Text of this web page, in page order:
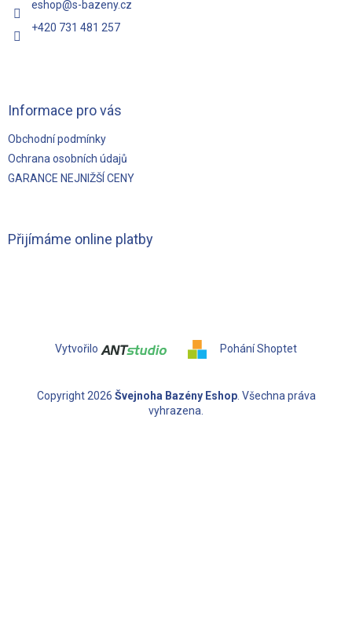
eshop@s-bazeny.cz
+420 731 481 257
Informace pro vás
Obchodní podmínky
Ochrana osobních údajů
GARANCE NEJNIŽŠÍ CENY
Přijímáme online platby
Vytvořilo Pohání Shoptet
Copyright 2026 Švejnoha Bazény Eshop. Všechna práva
vyhrazena.